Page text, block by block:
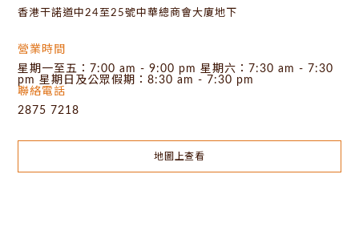
香港干諾道中24至25號中華總商會大廈地下
營業時間
星期一至五：7:00 am - 9:00 pm 星期六：7:30 am - 7:30
pm 星期日及公眾假期：8:30 am - 7:30 pm
聯絡電話
2875 7218
地圖上查看